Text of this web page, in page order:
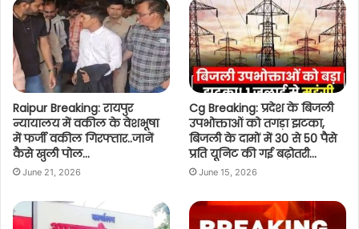
Raipur Breaking: रायपुर
न्यायालय में वकील के वेशभूषा
में फर्जी वकील गिरफ्तार..जानें
कैसे खुली पोल…
June 21, 2026
Cg Breaking: प्रदेश के बिजली
उपभोक्ताओं को तगड़ा झटका,
बिजली के दामों में 30 से 50 पैसे
प्रति यूनिट की गई बढ़ोतरी…
June 15, 2026